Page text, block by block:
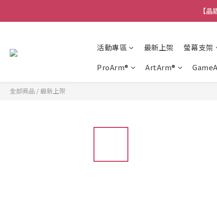
【
活動專區 最新上架
螢幕支架
ProArm®
ArtArm®
全部商品 /最新上架